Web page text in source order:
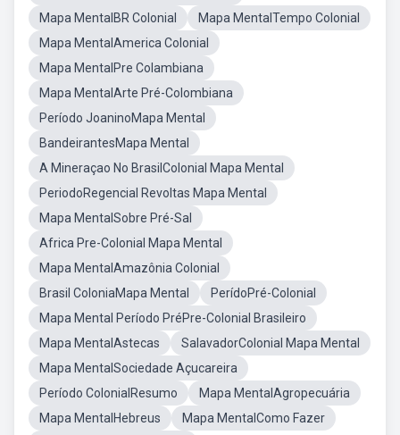
Mapa MentalBR Colonial
Mapa MentalTempo Colonial
Mapa MentalAmerica Colonial
Mapa MentalPre Colambiana
Mapa MentalArte Pré-Colombiana
Período JoaninoMapa Mental
BandeirantesMapa Mental
A Mineraçao No BrasilColonial Mapa Mental
PeriodoRegencial Revoltas Mapa Mental
Mapa MentalSobre Pré-Sal
Africa Pre-Colonial Mapa Mental
Mapa MentalAmazônia Colonial
Brasil ColoniaMapa Mental
PerídoPré-Colonial
Mapa Mental Período PréPre-Colonial Brasileiro
Mapa MentalAstecas
SalavadorColonial Mapa Mental
Mapa MentalSociedade Açucareira
Período ColonialResumo
Mapa MentalAgropecuária
Mapa MentalHebreus
Mapa MentalComo Fazer